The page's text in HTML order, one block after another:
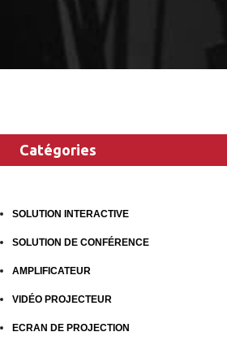
Catégories
SOLUTION INTERACTIVE
SOLUTION DE CONFÉRENCE
AMPLIFICATEUR
VIDÉO PROJECTEUR
ECRAN DE PROJECTION